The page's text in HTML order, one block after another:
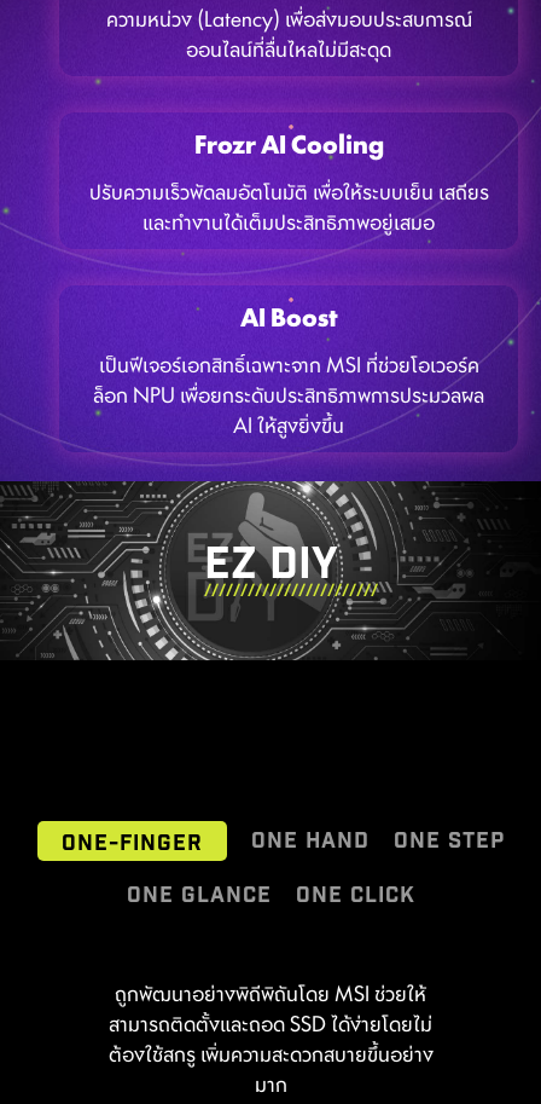
ความหน่วง (Latency) เพื่อส่งมอบประสบการณ์
ออนไลน์ที่ลื่นไหลไม่มีสะดุด
Frozr AI Cooling
ปรับความเร็วพัดลมอัตโนมัติ เพื่อให้ระบบเย็น เสถียร
และทำงานได้เต็มประสิทธิภาพอยู่เสมอ
AI Boost
เป็นฟีเจอร์เอกสิทธิ์เฉพาะจาก MSI ที่ช่วยโอเวอร์ค
ล็อก NPU เพื่อยกระดับประสิทธิภาพการประมวลผล
AI ให้สูงยิ่งขึ้น
EZ DIY
ONE-FINGER ONE HAND
ONE STEP
ONE GLANCE
ONE CLICK
ถูกพัฒนาอย่างพิถีพิถันโดย MSI ช่วยให้
สามารถติดตั้งและถอด SSD ได้ง่ายโดยไม่
ต้องใช้สกรู เพิ่มความสะดวกสบายขึ้นอย่าง
มาก
ฝาหลัง I/O Shield แบบติดตั้งสำเร็จ มอบ
ประสบการณ์การประกอบคอมพิวเตอร์ที่
สะดวกสบายและไร้กังวล โดยคุณไม่จำเป็น
ต้องติดตั้งฝาหลังเองให้ยุ่งยาก ด้วย
บอกลาการหมุนเสา Wi-Fi แบบเดิมๆ เพราะ
MSI EZ Antenna ออกแบบมาเพื่อให้คุณติด
ตั้งได้อย่างง่ายดาย เพียงแค่เสียบตัวล็อกเข้า
กับเมนบอร์ดก็เสร็จเรียบร้อย โดยไม่จำเป็น
EZ OOVERCLOCKING
แม้ว่าการโอเวอร์คล็อกอาจดูเป็นเรื่องที่ซับ
ซ้อนเกินไปสำหรับใครหลายคน แต่ MSI